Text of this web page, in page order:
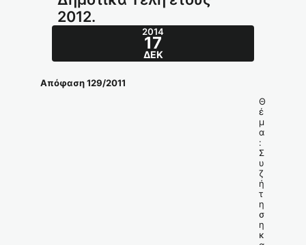
2012.
2014
17
ΔΕΚ
Απόφαση 129/2011
Θ
έ
μ
α
:
Σ
υ
ζ
ή
τ
η
σ
η
κ